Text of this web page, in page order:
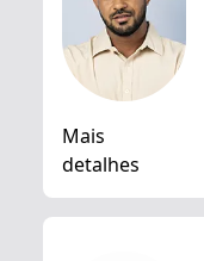
Mais
detalhes